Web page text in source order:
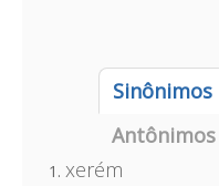
Sinônimos
Antônimos
xerém